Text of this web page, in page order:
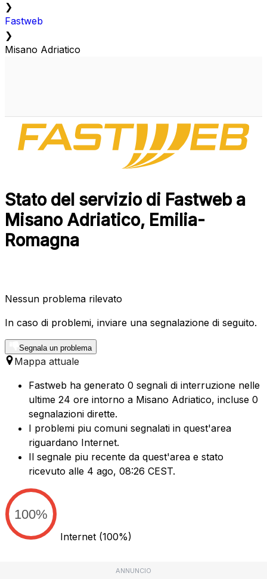
❯
Fastweb
❯
Misano Adriatico
Stato del servizio di Fastweb a
Misano Adriatico, Emilia-
Romagna
Nessun problema rilevato
In caso di problemi, inviare una segnalazione di seguito.
Segnala un problema
Mappa attuale
Fastweb ha generato 0 segnali di interruzione nelle
ultime 24 ore intorno a Misano Adriatico, incluse 0
segnalazioni dirette.
I problemi piu comuni segnalati in quest'area
riguardano Internet.
Il segnale piu recente da quest'area e stato
ricevuto alle 4 ago, 08:26 CEST.
100%
Internet (100%)
ANNUNCIO